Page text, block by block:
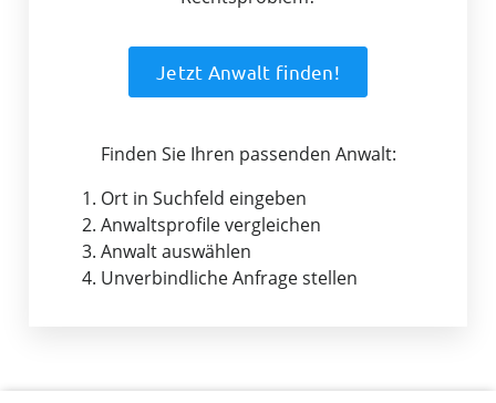
Jetzt Anwalt finden!
Finden Sie Ihren passenden Anwalt:
1. Ort in Suchfeld eingeben
2. Anwaltsprofile vergleichen
3. Anwalt auswählen
4. Unverbindliche Anfrage stellen